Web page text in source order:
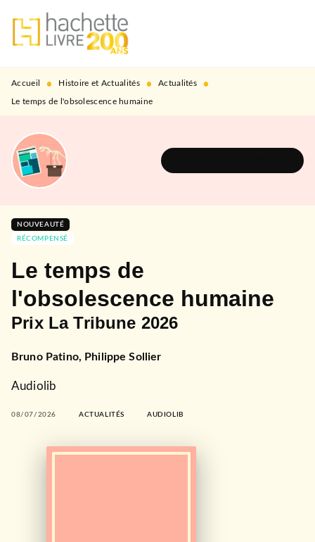
MENU RECHERCHE
PIED DE PAGE
Accueil • Histoire et Actualités • Actualités •
Le temps de l'obsolescence humaine
NOUVEAUTÉ
RÉCOMPENSÉ
Le temps de
l'obsolescence humaine
Prix La Tribune 2026
Bruno Patino, Philippe Sollier
Audiolib
08/07/2026 ACTUALITÉS AUDIOLIB